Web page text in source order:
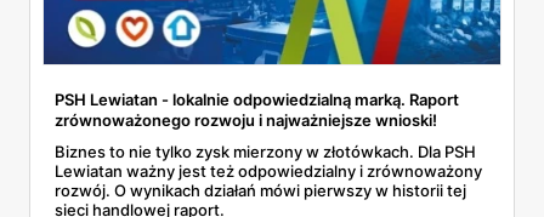
PSH Lewiatan - lokalnie odpowiedzialną marką. Raport
zrównoważonego rozwoju i najważniejsze wnioski!
Biznes to nie tylko zysk mierzony w złotówkach. Dla PSH
Lewiatan ważny jest też odpowiedzialny i zrównoważony
rozwój. O wynikach działań mówi pierwszy w historii tej
sieci handlowej raport.